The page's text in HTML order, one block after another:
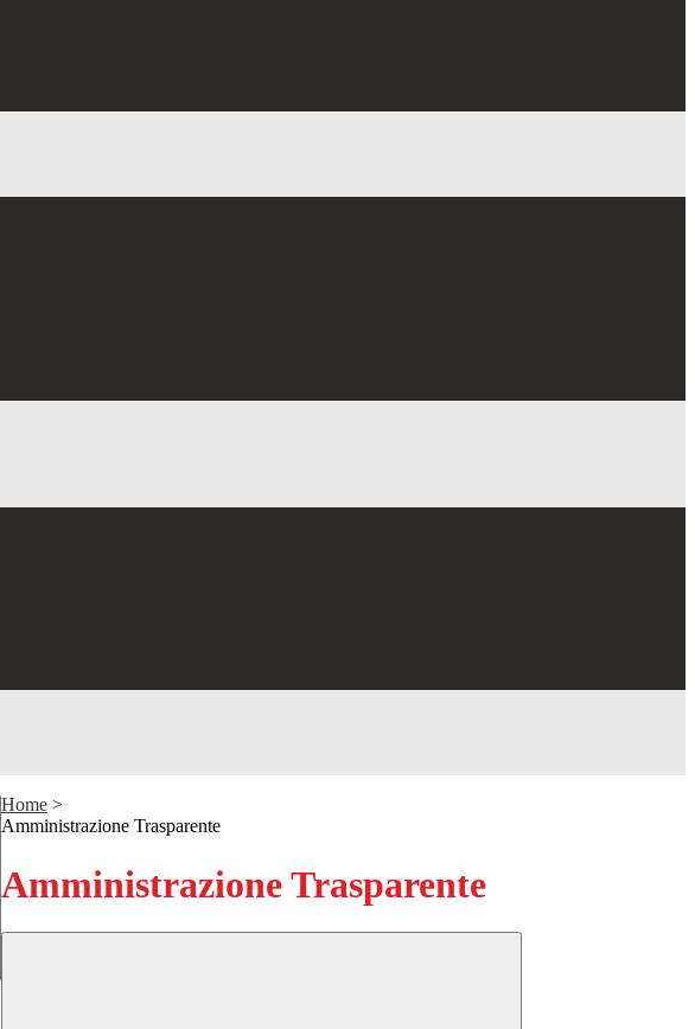
Home >
Amministrazione Trasparente
Amministrazione Trasparente